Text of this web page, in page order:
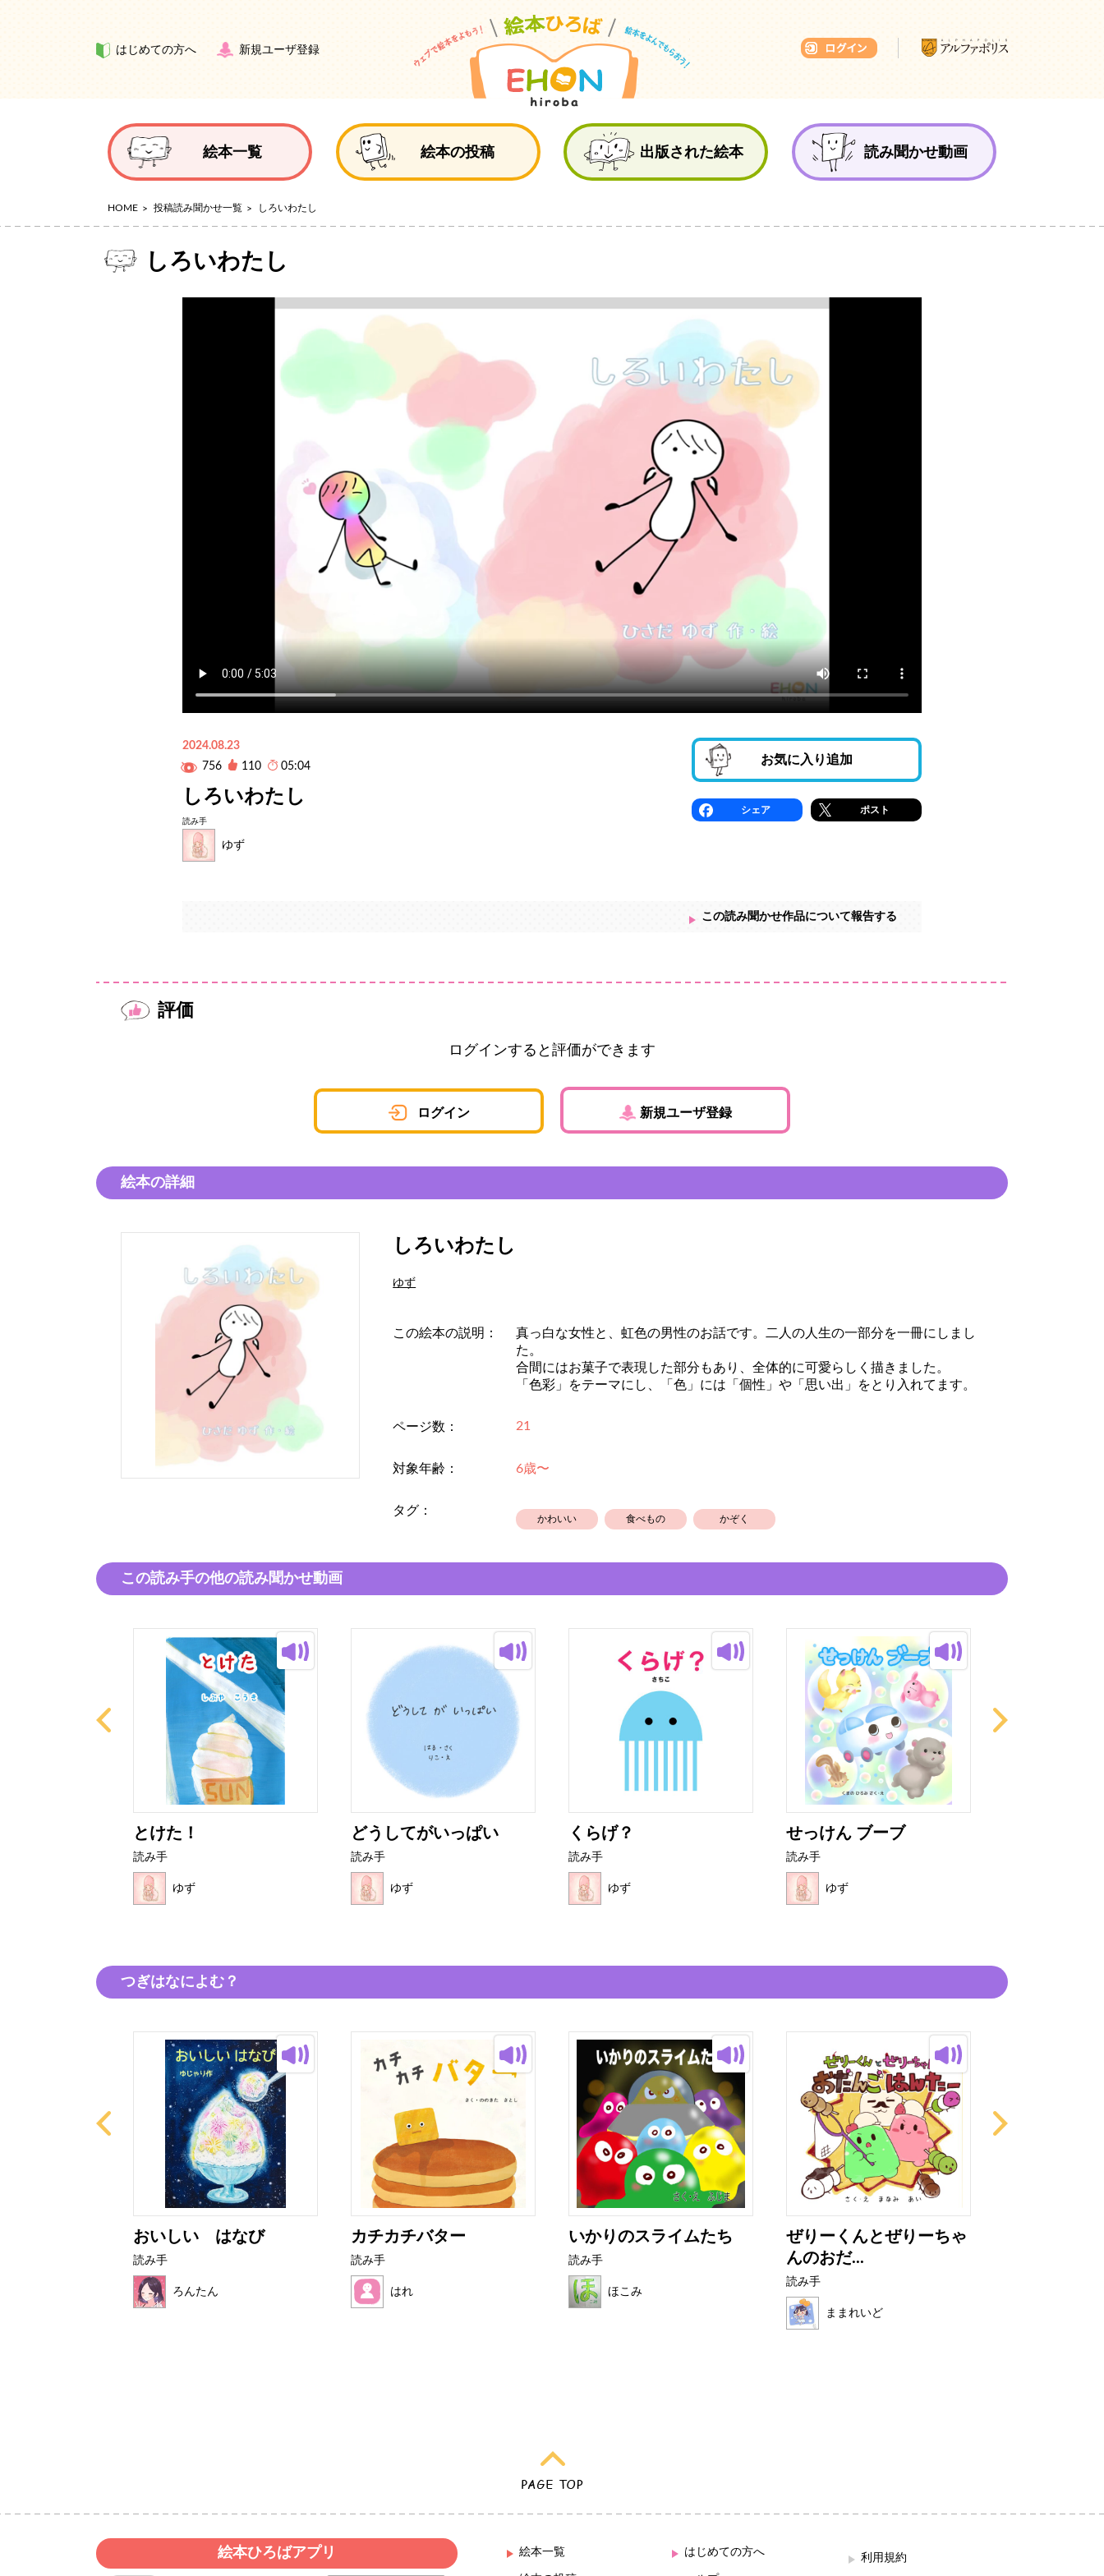
はじめての方へ 新規ユーザ登録
絵本一覧 絵本の投稿 出版された絵本 読み聞かせ動画
HOME 投稿読み聞かせ一覧 しろいわたし
しろいわたし
2024.08.23
756
110 05:04
しろいわたし
読み手
ゆず
お気に入り追加
シェア ポスト
この読み聞かせ作品について報告する
評価
ログインすると評価ができます
ログイン 新規ユーザ登録
絵本の詳細
しろいわたし
ゆず
この絵本の説明：
真っ白な女性と、虹色の男性のお話です。二人の人生の一部分を一冊にしまし
た。
合間にはお菓子で表現した部分もあり、全体的に可愛らしく描きました。
「色彩」をテーマにし、「色」には「個性」や「思い出」をとり入れてます。
ページ数： 21
対象年齢： 6歳〜
タグ：
かわいい 食べもの かぞく
この読み手の他の読み聞かせ動画
とけた！
読み手
ゆず
どうしてがいっぱい
読み手
ゆず
くらげ？
読み手
ゆず
せっけん ブーブ
読み手
ゆず
つぎはなによむ？
おいしい はなび
読み手
ろんたん
カチカチバター
読み手
はれ
いかりのスライムたち
読み手
ほこみ
ぜりーくんとぜりーちゃ
んのおだ...
読み手
ままれいど
絵本ひろばアプリ 絵本一覧 はじめての方へ 利用規約